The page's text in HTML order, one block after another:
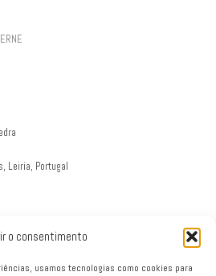
o consentimento
usamos tecnologias como cookies para
Leiria, Portugal